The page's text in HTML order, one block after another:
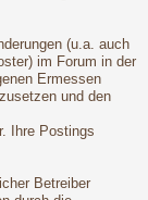
(u.a. auch
im Forum in der
Ermessen
und den
Ihre Postings
Betreiber